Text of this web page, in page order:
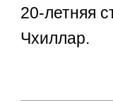
20-летняя
Чхиллар.